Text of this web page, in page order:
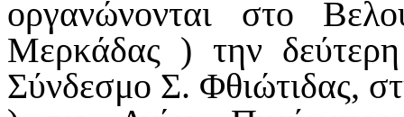
οργανώνονται στο
Μερκάδας ) την
Σύνδεσμο Σ. Φθιώτιδας,